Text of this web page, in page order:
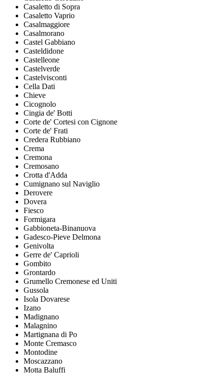
Casaletto di Sopra
Casaletto Vaprio
Casalmaggiore
Casalmorano
Castel Gabbiano
Casteldidone
Castelleone
Castelverde
Castelvisconti
Cella Dati
Chieve
Cicognolo
Cingia de' Botti
Corte de' Cortesi con Cignone
Corte de' Frati
Credera Rubbiano
Crema
Cremona
Cremosano
Crotta d'Adda
Cumignano sul Naviglio
Derovere
Dovera
Fiesco
Formigara
Gabbioneta-Binanuova
Gadesco-Pieve Delmona
Genivolta
Gerre de' Caprioli
Gombito
Grontardo
Grumello Cremonese ed Uniti
Gussola
Isola Dovarese
Izano
Madignano
Malagnino
Martignana di Po
Monte Cremasco
Montodine
Moscazzano
Motta Baluffi